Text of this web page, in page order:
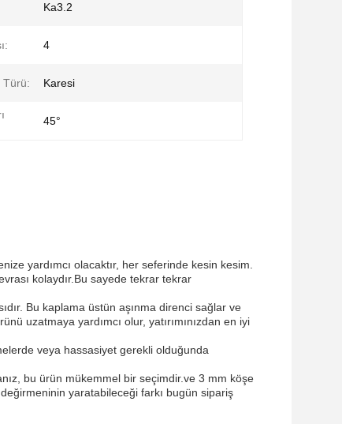
Ka3.2
4
Türü: Karesi
45°
yardımcı olacaktır, her seferinde kesin kesim.
kolaydır.Bu sayede tekrar tekrar
Bu kaplama üstün aşınma direnci sağlar ve
uzatmaya yardımcı olur, yatırımınızdan en iyi
veya hassasiyet gerekli olduğunda
bu ürün mükemmel bir seçimdir.ve 3 mm köşe
yaratabileceği farkı bugün sipariş